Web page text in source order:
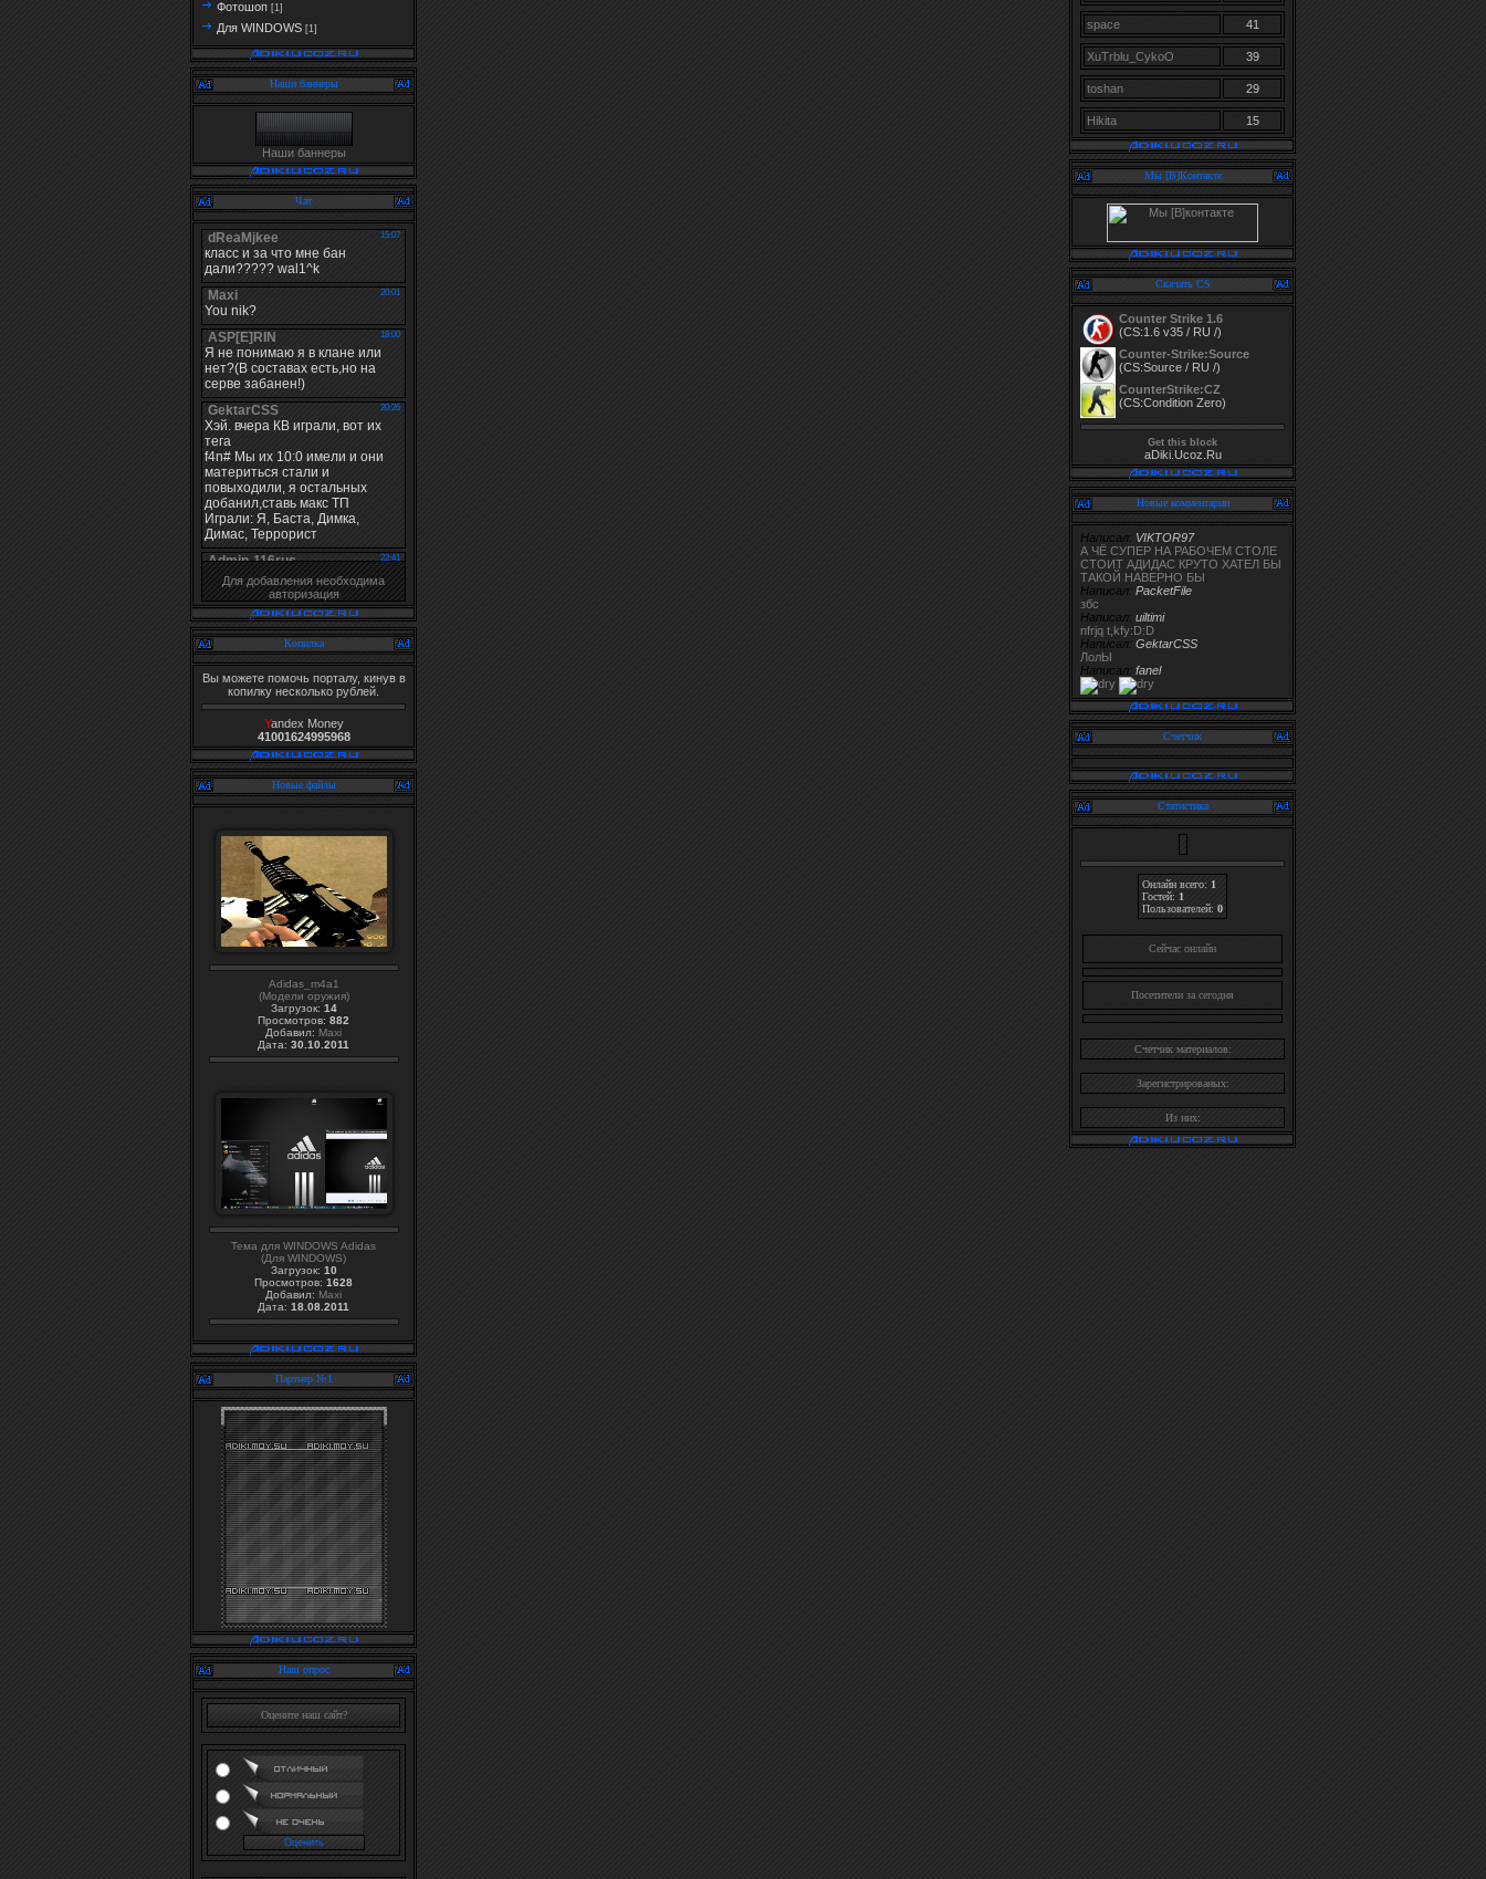
Фотошоп [1]
Для WINDOWS [1]
Наши баннеры
Наши баннеры
Чат
Для добавления необходима
авторизация
Копилка
Вы можете помочь порталу, кинув в
копилку несколько рублей.
Yandex Money
41001624995968
Новые файлы
Adidas_m4a1
(Модели оружия)
Загрузок: 14
Просмотров: 882
Добавил: Maxi
Дата: 30.10.2011
Тема для WINDOWS Adidas
(Для WINDOWS)
Загрузок: 10
Просмотров: 1628
Добавил: Maxi
Дата: 18.08.2011
Партнер №1
Наш опрос
Оцените наш сайт?
space 41
XuTrblu_CykoO 39
toshan 29
Hikita 15
Мы [В]Контакте
Скачать CS
Counter Strike 1.6
(CS:1.6 v35 / RU /)
Counter-Strike:Source
(CS:Source / RU /)
CounterStrike:CZ
(CS:Condition Zero)
Get this block
aDiki.Ucoz.Ru
Новые комментарии
Написал: VIKTOR97
А ЧЁ СУПЕР НА РАБОЧЕМ СТОЛЕ
СТОИТ АДИДАС КРУТО ХАТЕЛ БЫ
ТАКОЙ НАВЕРНО БЫ
Написал: PacketFile
збс
Написал: uiltimi
nfrjq t,kfy:D:D
Написал: GektarCSS
ЛолЫ
Написал: fanel
Счетчик
Статистика
Онлайн всего: 1
Гостей: 1
Пользователей: 0
Cейчас онлайн
Посетители за сегодня
Счетчик материалов:
Зарегистрированых:
Из них: